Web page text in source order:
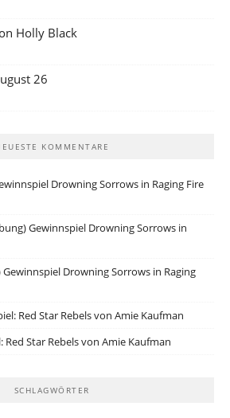
Holly Black
26
KOMMENTARE
Drowning Sorrows in Raging Fire
Gewinnspiel Drowning Sorrows in
Drowning Sorrows in Raging
Red Star Rebels von Amie Kaufman
Red Star Rebels von Amie Kaufman
SCHLAGWÖRTER